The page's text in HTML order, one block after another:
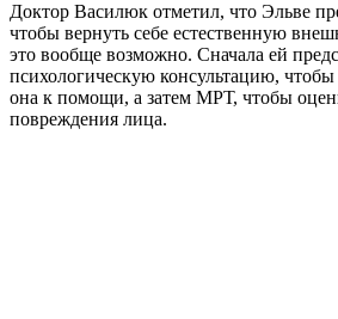
Доктор Василюк отметил, что Эльве
чтобы вернуть себе естественную
это вообще возможно. Сначала ей
психологическую консультацию, чтобы
она к помощи, а затем МРТ, чтобы
повреждения лица.